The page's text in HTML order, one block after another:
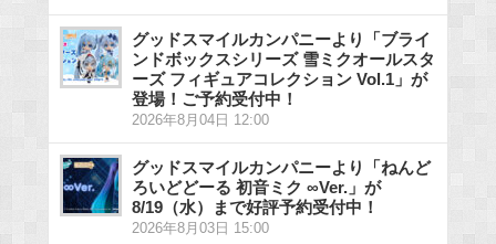
グッドスマイルカンパニーより「ブライ
ンドボックスシリーズ 雪ミクオールスタ
ーズ フィギュアコレクション Vol.1」が
登場！ご予約受付中！
2026年8月04日 12:00
グッドスマイルカンパニーより「ねんど
ろいどどーる 初音ミク ∞Ver.」が
8/19（水）まで好評予約受付中！
2026年8月03日 15:00